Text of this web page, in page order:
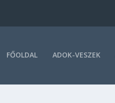
FŐOLDAL ADOK-VESZEK